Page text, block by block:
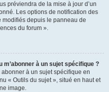
préviendra de la mise à jour d’un
Les options de notification des
modifiés depuis le panneau de
du forum ».
à un sujet spécifique ?
à un sujet spécifique en
« Outils du sujet », situé en haut et
image.